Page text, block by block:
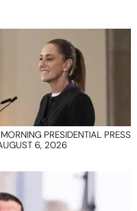
PRESIDENTIAL PRESS
6, 2026